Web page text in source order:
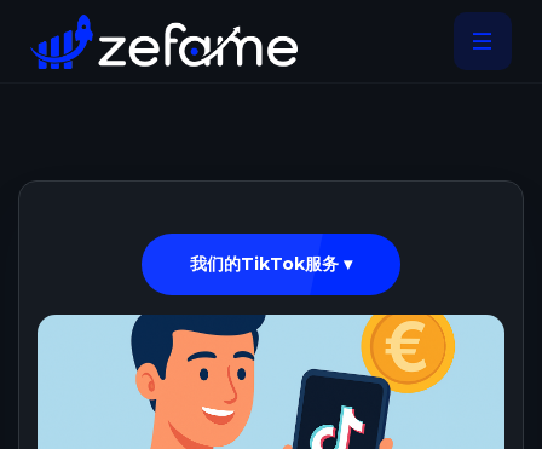
我们的TikTok服务 ▾